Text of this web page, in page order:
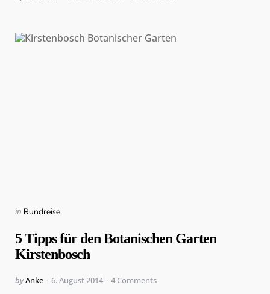
Categories
Posted
in Rundreise
5 Tipps für den Botanischen Garten
Kirstenbosch
Posted
byAnke 6. August 2014 4 Comments